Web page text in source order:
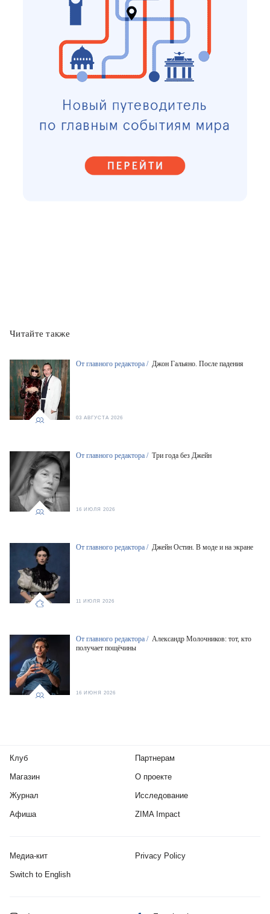
Читайте также
От главного редактора / Джон Гальяно. После падения
03 АВГУСТА 2026
От главного редактора / Три года без Джейн
16 ИЮЛЯ 2026
От главного редактора / Джейн Остин. В моде и на экране
11 ИЮЛЯ 2026
От главного редактора / Александр Молочников: тот, кто
получает пощёчины
16 ИЮНЯ 2026
Клуб
Магазин
Журнал
Афиша
Партнерам
О проекте
Исследование
ZIMA Impact
Медиа-кит Privacy Policy
Switch to English